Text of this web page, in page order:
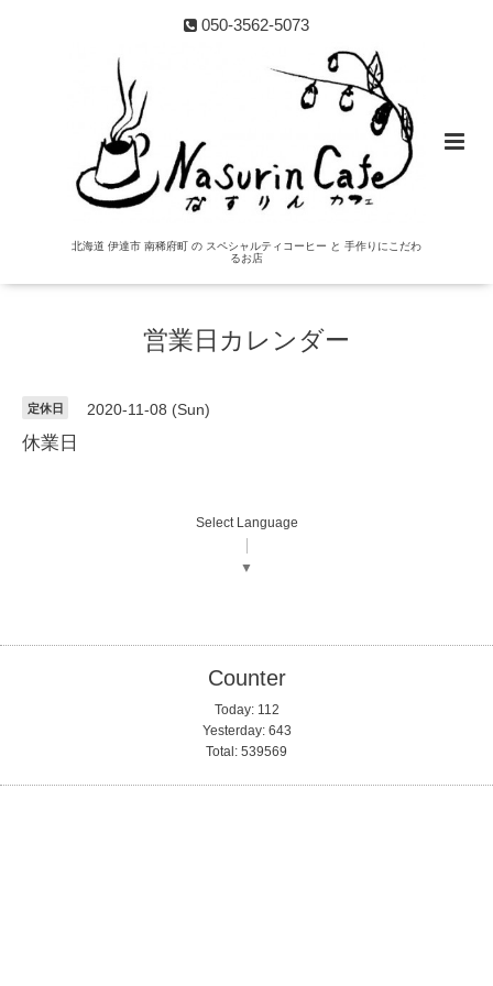
050-3562-5073
北海道 伊達市 南稀府町 の スペシャルティコーヒー と 手作りにこだわ
るお店
営業日カレンダー
定休日 2020-11-08 (Sun)
休業日
Select Language
▼
Counter
Today: 112
Yesterday: 643
Total: 539569